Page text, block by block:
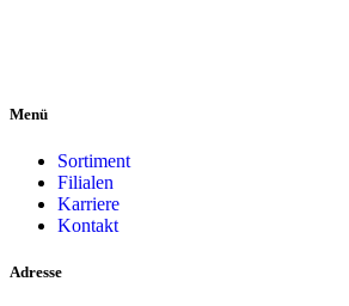
Menü
Sortiment
Filialen
Karriere
Kontakt
Adresse